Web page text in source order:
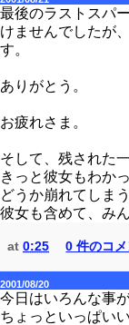
最後のラストスパ
けませんでしたが
す。
ありがとう。
お疲れさま。
そして、残された
きっと彼女もわか
どうか崩れてしま
彼女も含めて、み
at 0:25 0 件のコ
2001/08/20
今日はいろんな事
ちょっといっぱい